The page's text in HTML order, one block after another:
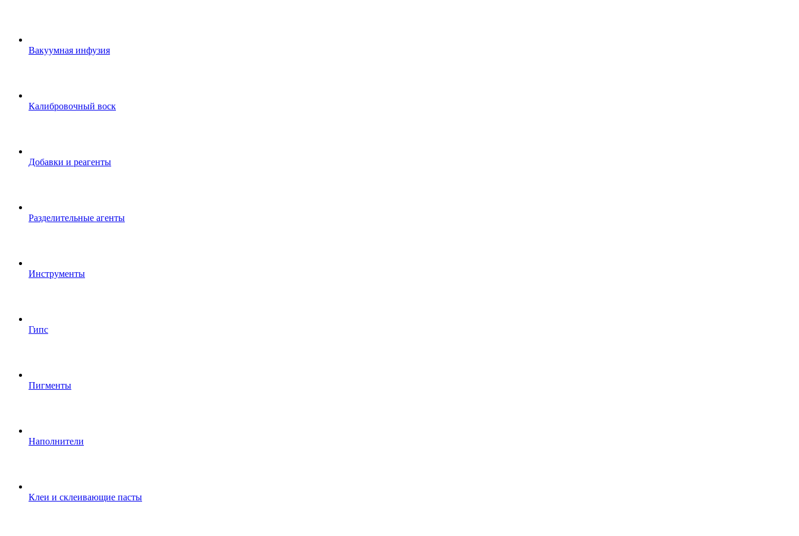
Вакуумная инфузия
Калибровочный воск
Добавки и реагенты
Разделительные агенты
Инструменты
Гипс
Пигменты
Наполнители
Клеи и склеивающие пасты